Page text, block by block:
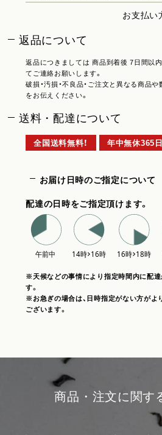
お支払い
返品について
返品につきましては 商品到着後 7日間以
てご連絡お願いします。
破損・汚損・不良品・ご注文と異なる商品
をお伝えください。
送料・配達について
全国送料無料！ 年中無休365
お届け日時のご指定について
配達の日時をご指定頂けます。
※天候などの事情により指定時間内に配達
す。
※お急ぎの場合は、日時指定がない方がよ
ございます。
商品・注文に関す